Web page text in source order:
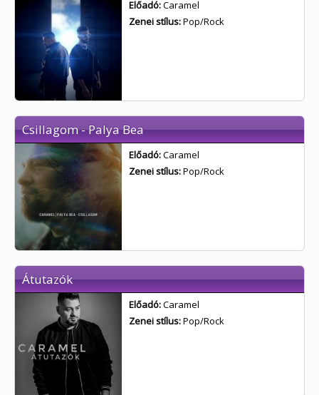
Előadó:Caramel
Zenei stílus:Pop/Rock
Csillagom - Palya Bea
Előadó:Caramel
Zenei stílus:Pop/Rock
Átutazók
Előadó:Caramel
Zenei stílus:Pop/Rock